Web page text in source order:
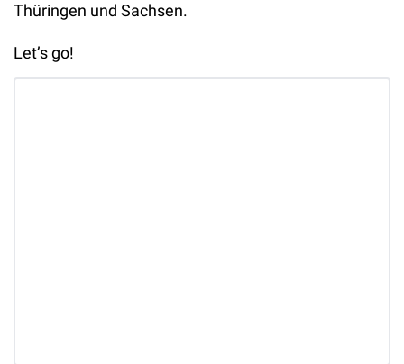
Thüringen und Sachsen.
Let’s go!